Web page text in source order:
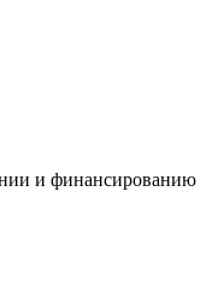
и финансированию